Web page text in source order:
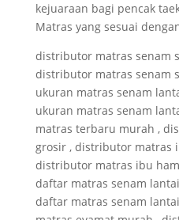
kejuaraan bagi pencak
Matras yang sesuai
distributor matras senam
distributor matras senam
ukuran matras senam
ukuran matras senam
matras terbaru murah ,
grosir , distributor matras
distributor matras ibu
daftar matras senam
daftar matras senam